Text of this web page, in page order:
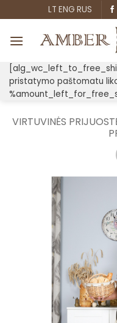
to
content
LT ENG RUS
pristatymo paštomatu
VIRTUVINĖS